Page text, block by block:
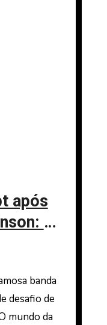
após
O
desafio de
mundo da